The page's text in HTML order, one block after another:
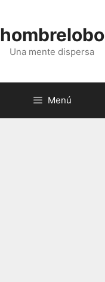
hombrelobo
Una mente dispersa
Menú